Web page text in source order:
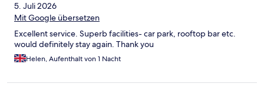
5. Juli 2026
Mit Google übersetzen
Excellent service. Superb facilities- car park, rooftop bar etc.
would definitely stay again. Thank you
Helen, Aufenthalt von 1 Nacht